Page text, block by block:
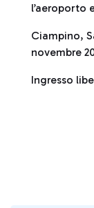
l’aeroporto
Ciampino,
novembre
Ingresso